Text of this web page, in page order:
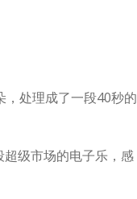
处理成了一段40秒的
级市场的电子乐，感